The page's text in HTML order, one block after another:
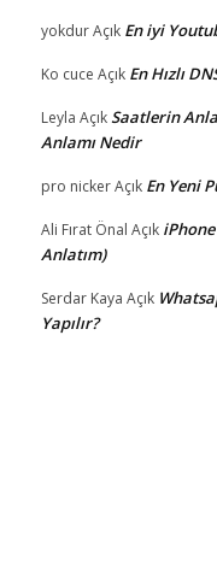
yokdurAçık En iyi
Ko cuce Açık En Hızlı
Leyla AçıkSaatlerin
Anlamı Nedir
pro nickerAçık En Yeni
Ali Fırat Önal Açık
Anlatım)
Serdar Kaya Açık
Yapılır?